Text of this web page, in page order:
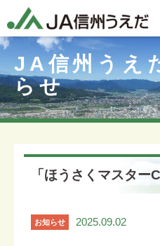
JA信州うえ
らせ
「ほうさくマスタ
お知らせ 2025.09.02